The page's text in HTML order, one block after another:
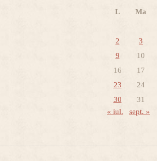
L Ma
2
3
9
10
16
17
23
24
30
31
« iul.
sept. »